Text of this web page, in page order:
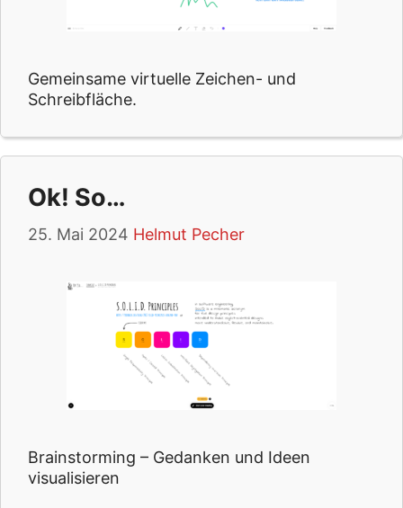
Gemeinsame virtuelle Zeichen- und
Schreibfläche.
Ok! So…
25. Mai 2024 Helmut Pecher
Brainstorming – Gedanken und Ideen
visualisieren